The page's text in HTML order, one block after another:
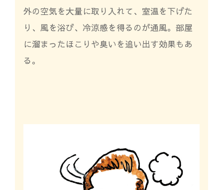
外の空気を大量に取り入れて、室温を下げた
り、風を浴び、冷涼感を得るのが通風。部屋
に溜まったほこりや臭いを追い出す効果もあ
る。